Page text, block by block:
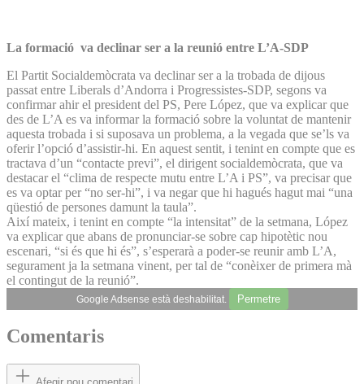
La formació va declinar ser a la reunió entre L’A-SDP
El Partit Socialdemòcrata va declinar ser a la trobada de dijous
passat entre Liberals d’Andorra i Progressistes-SDP, segons va
confirmar ahir el president del PS, Pere López, que va explicar que
des de L’A es va informar la formació sobre la voluntat de mantenir
aquesta trobada i si suposava un problema, a la vegada que se’ls va
oferir l’opció d’assistir-hi. En aquest sentit, i tenint en compte que es
tractava d’un “contacte previ”, el dirigent socialdemòcrata, que va
destacar el “clima de respecte mutu entre L’A i PS”, va precisar que
es va optar per “no ser-hi”, i va negar que hi hagués hagut mai “una
qüestió de persones damunt la taula”.
Així mateix, i tenint en compte “la intensitat” de la setmana, López
va explicar que abans de pronunciar-se sobre cap hipotètic nou
escenari, “si és que hi és”, s’esperarà a poder-se reunir amb L’A,
segurament ja la setmana vinent, per tal de “conèixer de primera mà
el contingut de la reunió”.
Google Adsense està deshabilitat. Permetre
Comentaris